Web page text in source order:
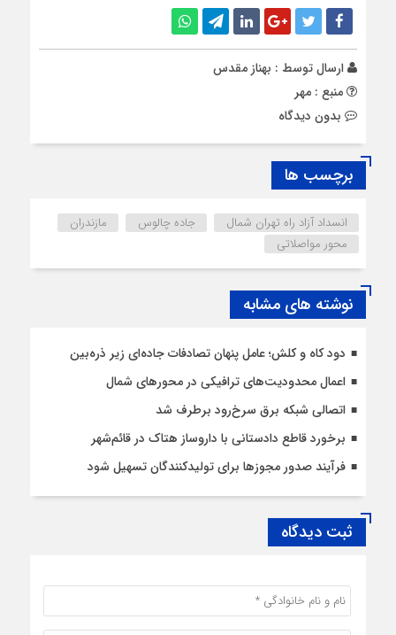
ارسال توسط : بهناز مقدس
منبع : مهر
بدون دیدگاه
برچسب ها
انسداد آزاد راه تهران شمال جاده چالوس
مازندران
محور مواصلاتی
نوشته های مشابه
دود کاه و کلش؛ عامل پنهان تصادفات جاده‌ای زیر ذره‌بین
اعمال محدودیت‌‌های ترافیکی در محورهای شمال
اتصالی شبکه برق سرخ‌رود برطرف شد
برخورد قاطع دادستانی با داروساز هتاک در قائم‌شهر
فرآیند صدور مجوزها برای تولیدکنندگان تسهیل شود
ثبت دیدگاه